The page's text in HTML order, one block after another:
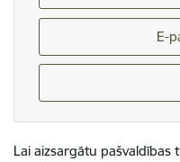
E-
Lai aizsargātu